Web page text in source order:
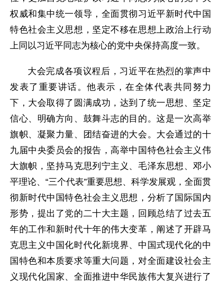
权威和集中统一领导，全面贯彻习近平新时代中国
特色社会主义思想，坚定不移在思想上政治上行动
上同以习近平同志为核心的党中央保持高度一致。
大会完成各项议程后，习近平在热烈的掌声中
发表了重要讲话。他表示，在全体代表共同努力
下，大会取得了圆满成功，达到了统一思想、坚定
信心、明确方向、鼓舞斗志的目的。这是一次高举
旗帜、凝聚力量、团结奋进的大会。大会通过的十
九届中央委员会的报告，高举中国特色社会主义伟
大旗帜，坚持马克思列宁主义、毛泽东思想、邓小
平理论、“三个代表”重要思想、科学发展观，全面贯
彻新时代中国特色社会主义思想，分析了国际国内
形势，提出了党的二十大主题，回顾总结了过去五
年的工作和新时代十年的伟大变革，阐述了开辟马
克思主义中国化时代化新境界、中国式现代化的中
国特色和本质要求等重大问题，对全面建设社会主
义现代化国家、全面推进中华民族伟大复兴进行了